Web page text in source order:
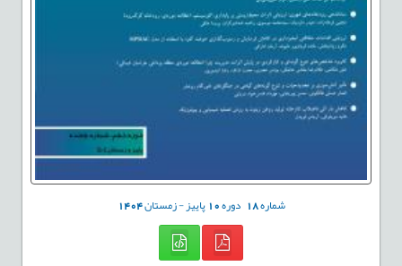
شماره18 دوره10پاییز - زمستان1404